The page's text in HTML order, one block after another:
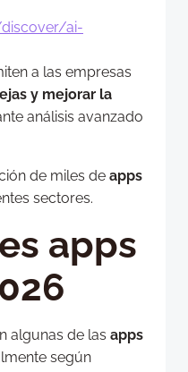
ai-
a las empresas
y mejorar la
análisis avanzado
de miles de apps
sectores.
apps
algunas de las apps
según